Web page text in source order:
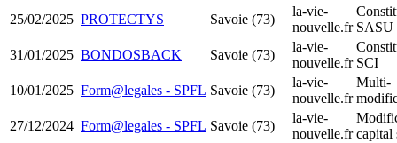
25/02/2025 PROTECTYS Savoie (73)
la-vie-
nouvelle.fr SASU
31/01/2025 BONDOSBACK Savoie (73)
la-vie-
nouvelle.fr SCI
10/01/2025 Form@legales - SPFL Savoie (73)
la-vie-
nouvelle.fr
Multi-
27/12/2024 Form@legales - SPFL Savoie (73)
la-vie-
nouvelle.fr capital